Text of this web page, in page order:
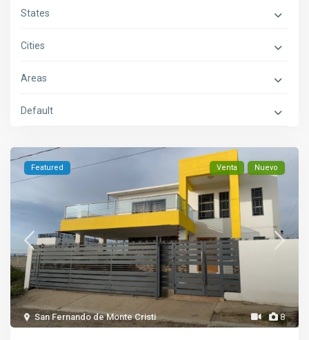
States
Cities
Areas
Default
8
San Fernando de Monte Cristi
Featured Venta Nuevo